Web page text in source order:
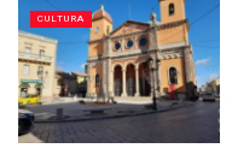
CULTURA